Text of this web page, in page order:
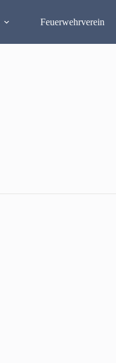
Feuerwehrverein